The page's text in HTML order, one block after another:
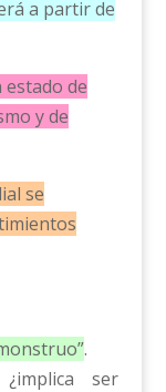
a partir de
estado de
y de
se
.
ser